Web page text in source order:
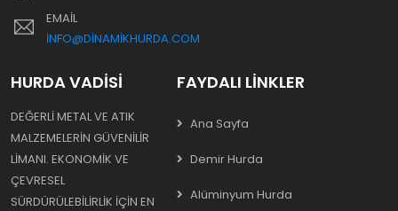
EMAIL
INFO@DINAMIKHURDA.COM
HURDA VADISI
DEĞERLI METAL VE ATIK
MALZEMELERIN GÜVENILIR
LIMANI. EKONOMIK VE
ÇEVRESEL
SÜRDÜRÜLEBILIRLIK IÇIN EN
FAYDALI LINKLER
Ana Sayfa
Demir Hurda
Alüminyum Hurda